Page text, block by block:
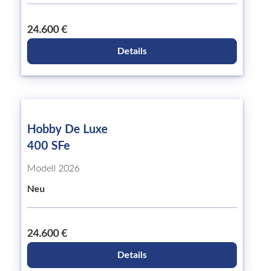
24.600 €
Details
Hobby De Luxe
400 SFe
Modell 2026
Neu
24.600 €
Details